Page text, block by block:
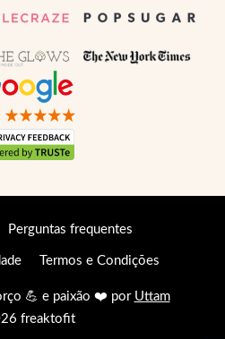
Perguntas frequentes
Termos e Condições
💪 e paixão ❤️ por Uttam
freaktofit